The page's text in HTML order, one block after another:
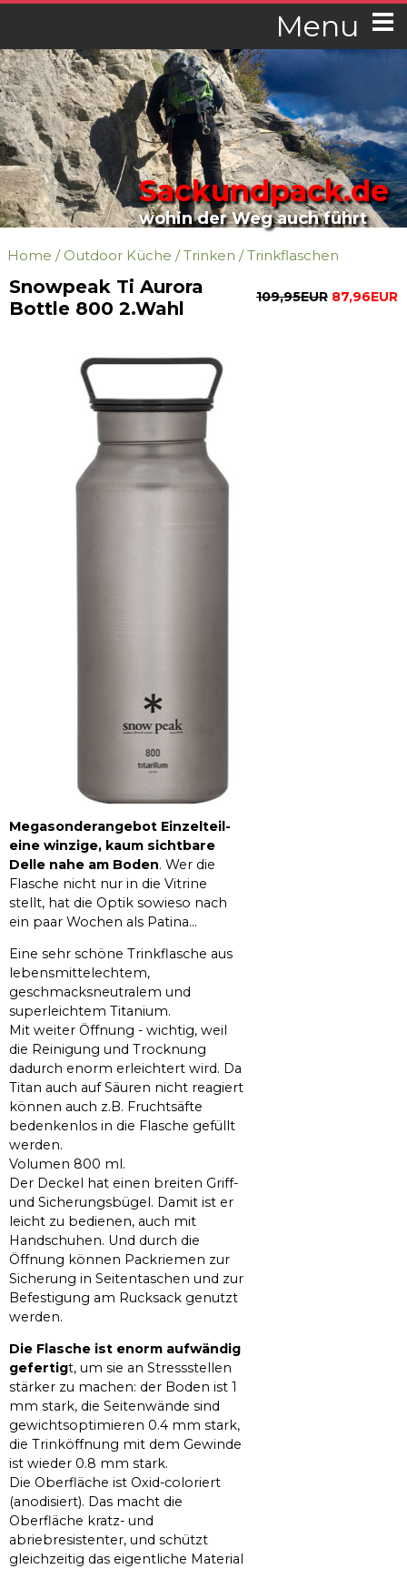
Menu
Sackundpack.de
wohin der Weg auch führt
Home / Outdoor Küche /Trinken /Trinkflaschen
109,95EUR 87,96EUR
Snowpeak Ti Aurora
Bottle 800 2.Wahl
Megasonderangebot Einzelteil-
eine winzige, kaum sichtbare
Delle nahe am Boden. Wer die
Flasche nicht nur in die Vitrine
stellt, hat die Optik sowieso nach
ein paar Wochen als Patina...
Eine sehr schöne Trinkflasche aus
lebensmittelechtem,
geschmacksneutralem und
superleichtem Titanium.
Mit weiter Öffnung - wichtig, weil
die Reinigung und Trocknung
dadurch enorm erleichtert wird. Da
Titan auch auf Säuren nicht reagiert
können auch z.B. Fruchtsäfte
bedenkenlos in die Flasche gefüllt
werden.
Volumen 800 ml.
Der Deckel hat einen breiten Griff-
und Sicherungsbügel. Damit ist er
leicht zu bedienen, auch mit
Handschuhen. Und durch die
Öffnung können Packriemen zur
Sicherung in Seitentaschen und zur
Befestigung am Rucksack genutzt
werden.
Die Flasche ist enorm aufwändig
gefertigt, um sie an Stressstellen
stärker zu machen: der Boden ist 1
mm stark, die Seitenwände sind
gewichtsoptimieren 0.4 mm stark,
die Trinköffnung mit dem Gewinde
ist wieder 0.8 mm stark.
Die Oberfläche ist Oxid-coloriert
(anodisiert). Das macht die
Oberfläche kratz- und
abriebresistenter, und schützt
gleichzeitig das eigentliche Material